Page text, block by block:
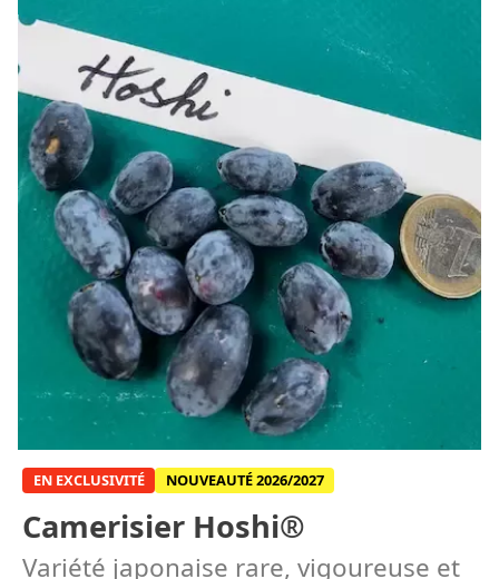
Voir image du produit La Camerise
EN EXCLUSIVITÉ NOUVEAUTÉ 2026/2027
Camerisier Hoshi®
Variété japonaise rare, vigoureuse et